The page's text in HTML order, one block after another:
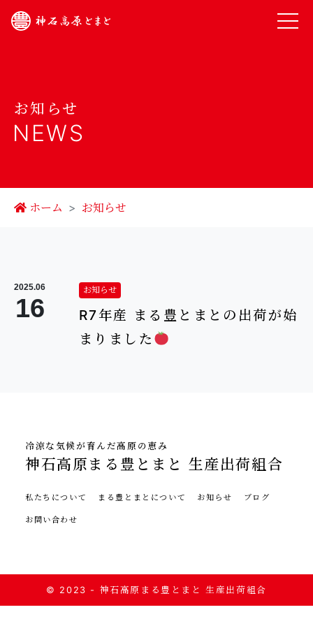
お知らせ
NEWS
ホーム お知らせ
2025.06
16
お知らせ
R7年産 まる豊とまとの出荷が始
まりました
神石高原まる豊とまと 生産出荷組合
冷涼な気候が育んだ高原の恵み
私たちについて まる豊とまとについて お知らせ ブログ
お問い合わせ
© 2023 - 神石高原まる豊とまと 生産出荷組合